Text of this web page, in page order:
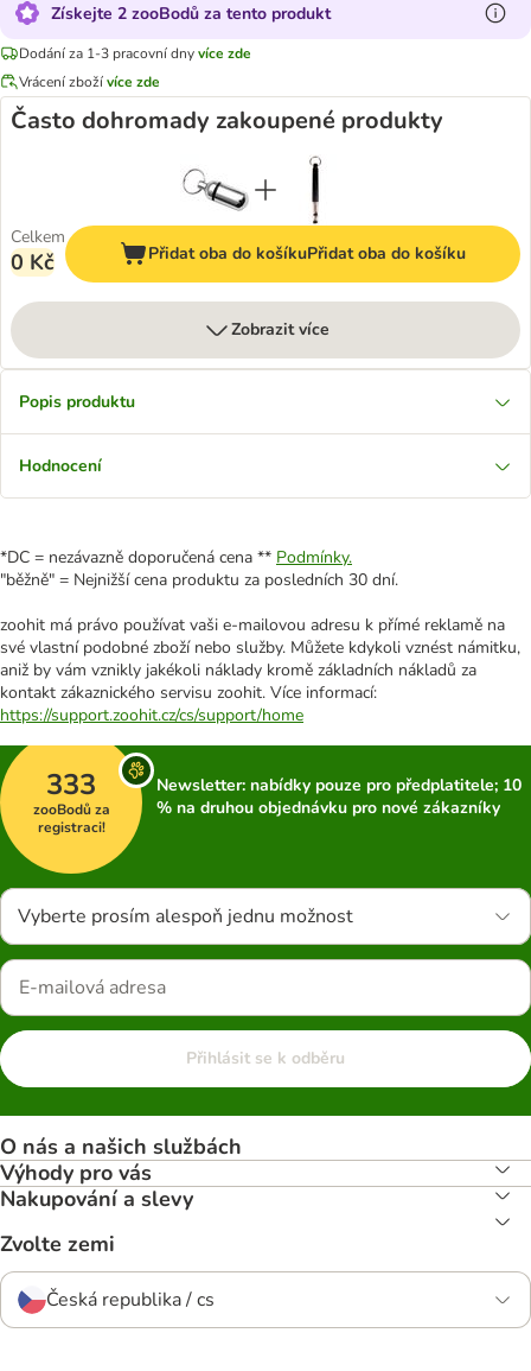
Získejte 2 zooBodů za tento produkt
Dodání za 1-3 pracovní dnyvíce zde
Vrácení zbožívíce zde
Často dohromady zakoupené produkty
Celkem
0 Kč Přidat oba do košíkuPřidat oba do košíku
Zobrazit více
Popis produktu
Hodnocení
*DC = nezávazně doporučená cena ** Podmínky.
"běžně" = Nejnižší cena produktu za posledních 30 dní.
zoohit má právo používat vaši e-mailovou adresu k přímé reklamě na
své vlastní podobné zboží nebo služby. Můžete kdykoli vznést námitku,
aniž by vám vznikly jakékoli náklady kromě základních nákladů za
kontakt zákaznického servisu zoohit. Více informací:
https://support.zoohit.cz/cs/support/home
333
zooBodů za
registraci!
Newsletter: nabídky pouze pro předplatitele; 10
% na druhou objednávku pro nové zákazníky
Vyberte prosím alespoň jednu možnost
Přihlásit se k odběru
O nás a našich službách
Výhody pro vás
Nakupování a slevy
Zvolte zemi
Česká republika / cs